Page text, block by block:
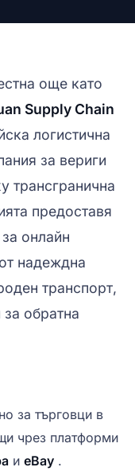
още като
Supply Chain
логистична
за вериги
трансгранична
предоставя
онлайн
надеждна
транспорт,
обратна
за търговци в
чрез платформи
и eBay .